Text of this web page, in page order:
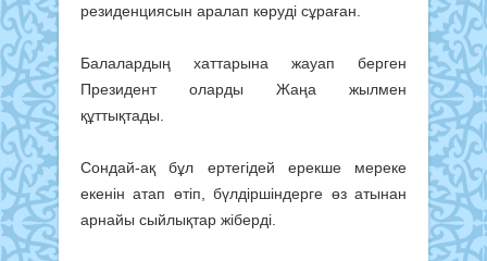
резиденциясын аралап көруді сұраған.
Балалардың хаттарына жауап берген
Президент оларды Жаңа жылмен
құттықтады.
Сондай-ақ бұл ертегідей ерекше мереке
екенін атап өтіп, бүлдіршіндерге өз атынан
арнайы сыйлықтар жіберді.